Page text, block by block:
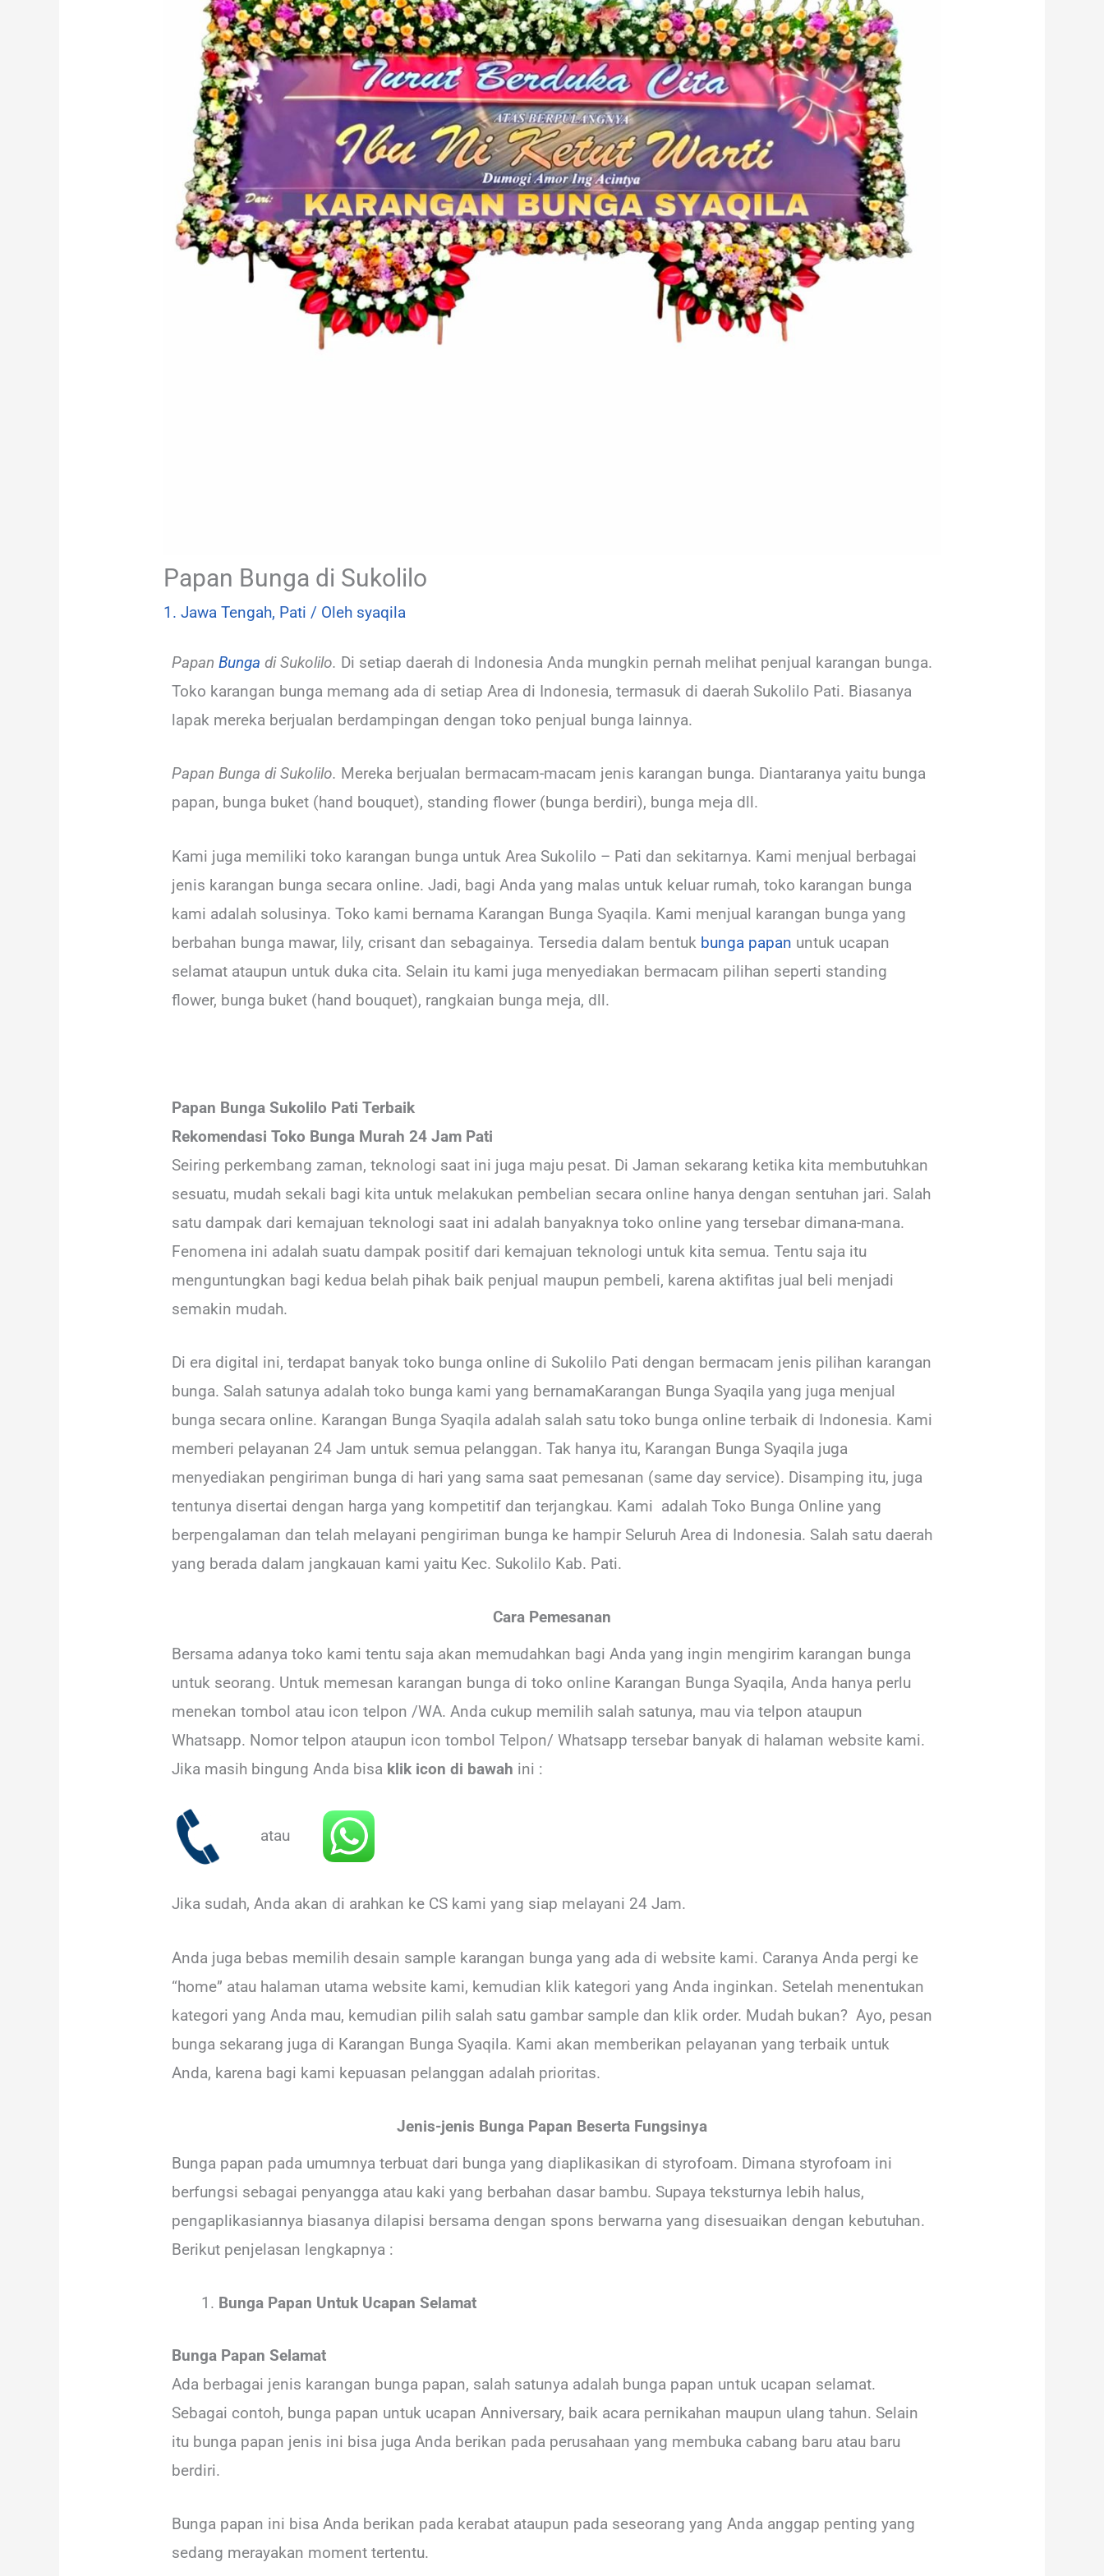
Papan Bunga di Sukolilo
1. Jawa Tengah, Pati / Oleh syaqila
Papan Bunga di Sukolilo. Di setiap daerah di Indonesia Anda mungkin pernah melihat penjual karangan bunga.
Toko karangan bunga memang ada di setiap Area di Indonesia, termasuk di daerah Sukolilo Pati. Biasanya
lapak mereka berjualan berdampingan dengan toko penjual bunga lainnya.
Papan Bunga di Sukolilo. Mereka berjualan bermacam-macam jenis karangan bunga. Diantaranya yaitu bunga
papan, bunga buket (hand bouquet), standing flower (bunga berdiri), bunga meja dll.
Kami juga memiliki toko karangan bunga untuk Area Sukolilo – Pati dan sekitarnya. Kami menjual berbagai
jenis karangan bunga secara online. Jadi, bagi Anda yang malas untuk keluar rumah, toko karangan bunga
kami adalah solusinya. Toko kami bernama Karangan Bunga Syaqila. Kami menjual karangan bunga yang
berbahan bunga mawar, lily, crisant dan sebagainya. Tersedia dalam bentuk bunga papan untuk ucapan
selamat ataupun untuk duka cita. Selain itu kami juga menyediakan bermacam pilihan seperti standing
flower, bunga buket (hand bouquet), rangkaian bunga meja, dll.
Papan Bunga Sukolilo Pati Terbaik
Rekomendasi Toko Bunga Murah 24 Jam Pati
Seiring perkembang zaman, teknologi saat ini juga maju pesat. Di Jaman sekarang ketika kita membutuhkan
sesuatu, mudah sekali bagi kita untuk melakukan pembelian secara online hanya dengan sentuhan jari. Salah
satu dampak dari kemajuan teknologi saat ini adalah banyaknya toko online yang tersebar dimana-mana.
Fenomena ini adalah suatu dampak positif dari kemajuan teknologi untuk kita semua. Tentu saja itu
menguntungkan bagi kedua belah pihak baik penjual maupun pembeli, karena aktifitas jual beli menjadi
semakin mudah.
Di era digital ini, terdapat banyak toko bunga online di Sukolilo Pati dengan bermacam jenis pilihan karangan
bunga. Salah satunya adalah toko bunga kami yang bernamaKarangan Bunga Syaqila yang juga menjual
bunga secara online. Karangan Bunga Syaqila adalah salah satu toko bunga online terbaik di Indonesia. Kami
memberi pelayanan 24 Jam untuk semua pelanggan. Tak hanya itu, Karangan Bunga Syaqila juga
menyediakan pengiriman bunga di hari yang sama saat pemesanan (same day service). Disamping itu, juga
tentunya disertai dengan harga yang kompetitif dan terjangkau. Kami adalah Toko Bunga Online yang
berpengalaman dan telah melayani pengiriman bunga ke hampir Seluruh Area di Indonesia. Salah satu daerah
yang berada dalam jangkauan kami yaitu Kec. Sukolilo Kab. Pati.
Cara Pemesanan
Bersama adanya toko kami tentu saja akan memudahkan bagi Anda yang ingin mengirim karangan bunga
untuk seorang. Untuk memesan karangan bunga di toko online Karangan Bunga Syaqila, Anda hanya perlu
menekan tombol atau icon telpon /WA. Anda cukup memilih salah satunya, mau via telpon ataupun
Whatsapp. Nomor telpon ataupun icon tombol Telpon/ Whatsapp tersebar banyak di halaman website kami.
Jika masih bingung Anda bisa klik icon di bawah ini :
atau
Jika sudah, Anda akan di arahkan ke CS kami yang siap melayani 24 Jam.
Anda juga bebas memilih desain sample karangan bunga yang ada di website kami. Caranya Anda pergi ke
“home” atau halaman utama website kami, kemudian klik kategori yang Anda inginkan. Setelah menentukan
kategori yang Anda mau, kemudian pilih salah satu gambar sample dan klik order. Mudah bukan? Ayo, pesan
bunga sekarang juga di Karangan Bunga Syaqila. Kami akan memberikan pelayanan yang terbaik untuk
Anda, karena bagi kami kepuasan pelanggan adalah prioritas.
Jenis-jenis Bunga Papan Beserta Fungsinya
Bunga papan pada umumnya terbuat dari bunga yang diaplikasikan di styrofoam. Dimana styrofoam ini
berfungsi sebagai penyangga atau kaki yang berbahan dasar bambu. Supaya teksturnya lebih halus,
pengaplikasiannya biasanya dilapisi bersama dengan spons berwarna yang disesuaikan dengan kebutuhan.
Berikut penjelasan lengkapnya :
Bunga Papan Untuk Ucapan Selamat
Bunga Papan Selamat
Ada berbagai jenis karangan bunga papan, salah satunya adalah bunga papan untuk ucapan selamat.
Sebagai contoh, bunga papan untuk ucapan Anniversary, baik acara pernikahan maupun ulang tahun. Selain
itu bunga papan jenis ini bisa juga Anda berikan pada perusahaan yang membuka cabang baru atau baru
berdiri.
Bunga papan ini bisa Anda berikan pada kerabat ataupun pada seseorang yang Anda anggap penting yang
sedang merayakan moment tertentu.